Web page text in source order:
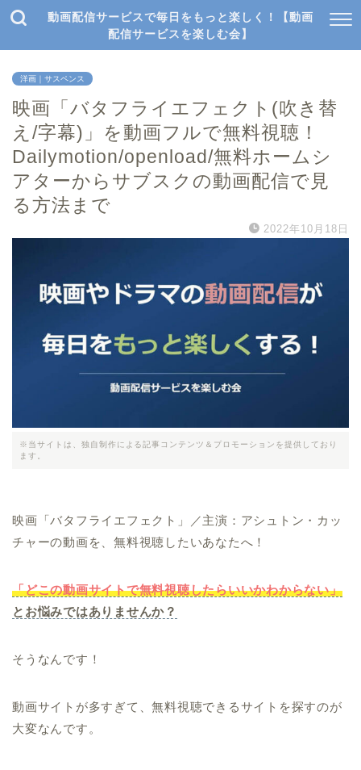
動画配信サービスで毎日をもっと楽しく！【動画
配信サービスを楽しむ会】
洋画｜サスペンス
映画「バタフライエフェクト(吹き替
え/字幕)」を動画フルで無料視聴！
Dailymotion/openload/無料ホームシ
アターからサブスクの動画配信で見
る方法まで
2022年10月18日
※当サイトは、独自制作による記事コンテンツ＆プロモーションを提供しており
ます。
映画「バタフライエフェクト」／主演：アシュトン・カッ
チャーの動画を、無料視聴したいあなたへ！
「どこの動画サイトで無料視聴したらいいかわからない」
とお悩みではありませんか？
そうなんです！
動画サイトが多すぎて、無料視聴できるサイトを探すのが
大変なんです。